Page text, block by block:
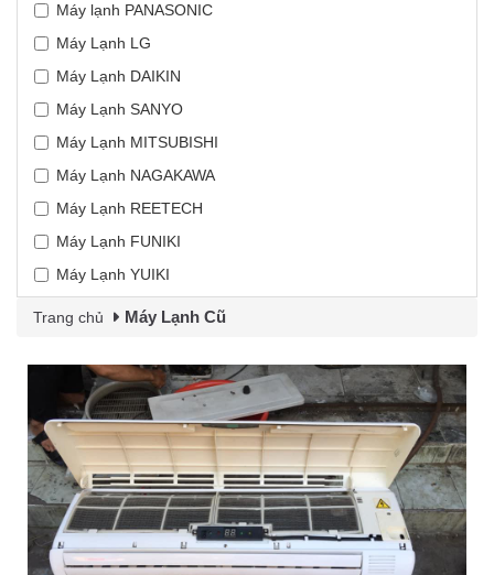
Máy lạnh PANASONIC
Máy Lạnh LG
Máy Lạnh DAIKIN
Máy Lạnh SANYO
Máy Lạnh MITSUBISHI
Máy Lạnh NAGAKAWA
Máy Lạnh REETECH
Máy Lạnh FUNIKI
Máy Lạnh YUIKI
Trang chủ Máy Lạnh Cũ